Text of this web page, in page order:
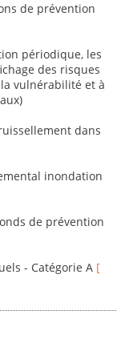
de prévention
périodique, les
des risques
vulnérabilité et à
dans
inondation
de prévention
- Catégorie A [